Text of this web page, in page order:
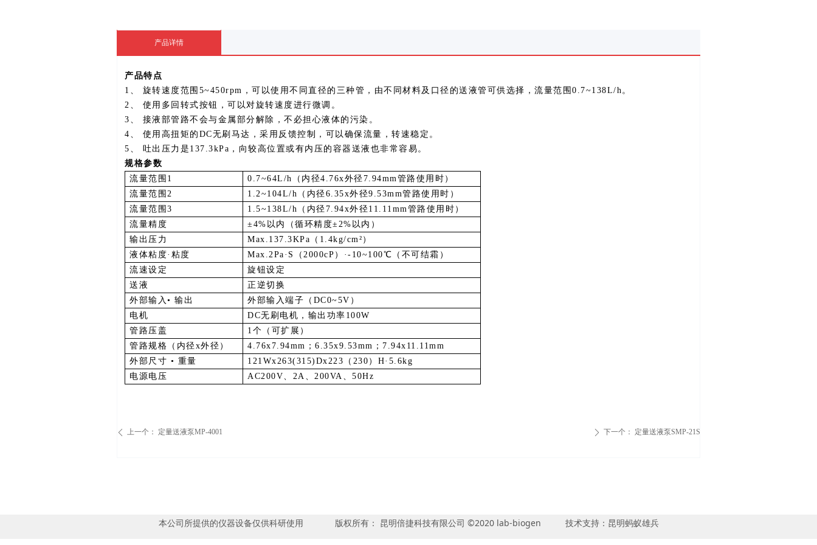
产品详情
产品特点
1 、 旋转速度范围 5~450rpm ，可以使用不同直径的三种管，由不同材料及口径的送液管可供选择，流量范围 0.7~138L/h。
2 、
使用多回转式按钮，可以对旋转速度进行微调。
3 、
接液部管路不会与金属部分解除，不必担心液体的污染。
4 、 使用高扭矩的 DC无刷马达，采用反馈控制，可以确保流量，转速稳定。
5 、 吐出压力是 137.3kPa ，向较高位置或有内压的容器送液也非常容易。
规格参数
流量范围 1 0.7~64L/h （内径4.76x外径 7.94mm管路使用时）
流量范围2 1.2~104L/h （内径6.35x外径9.53mm管路使用时）
流量范围3 1.5~138L/h （内径 7.94x外径11.11mm管路使用时）
流量精度
±4% 以内（循环精度±2% 以内）
输出压力
Max.137.3KPa （ 1.4kg/cm² ）
液体粘度·粘度
Max.2Pa·S （2000cP ） ·-10~100℃ （不可结霜）
流速设定
旋钮设定
送液
正逆切换
外部输入• 输出 外部输入端子（ DC0~5V ）
电机
DC无刷电机，输出功率 100W
管路压盖
1 个（可扩展）
管路规格（内径x外径） 4.76x7.94mm ；6.35x9.53mm ； 7.94x11.11mm
外部尺寸 • 重量 121Wx263(315)Dx223 （ 230 ） H·5.6kg
电源电压
AC200V、 2A 、200VA 、50Hz
ꄴ 上一个： 定量送液泵MP-4001 ꄲ 下一个： 定量送液泵SMP-21S
本公司所提供的仪器设备仅供科研使用 版权所有： 昆明倍捷科技有限公司 ©2020 lab-biogen 技术支持： 昆明蚂蚁雄兵